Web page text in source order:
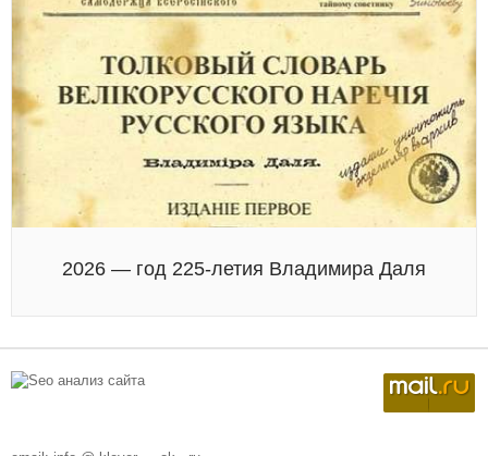
2026 — год 225-летия Владимира Даля